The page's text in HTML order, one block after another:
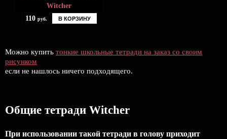
Witcher
110 руб. В КОРЗИНУ
Можно купить тонкие школьные тетради на заказ со своим
рисунком
если не нашлось ничего подходящего.
Общие тетради Witcher
При использовании такой тетради в голову приходит